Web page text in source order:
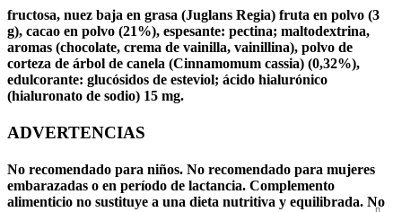
fructosa, nuez baja en grasa (Juglans Regia) fruta en polvo (3
g), cacao en polvo (21%), espesante: pectina; maltodextrina,
aromas (chocolate, crema de vainilla, vainillina), polvo de
corteza de árbol de canela (Cinnamomum cassia) (0,32%),
edulcorante: glucósidos de esteviol; ácido hialurónico
(hialuronato de sodio) 15 mg.
ADVERTENCIAS
No recomendado para niños. No recomendado para mujeres
embarazadas o en período de lactancia. Complemento
alimenticio no sustituye a una dieta nutritiva y equilibrada. No